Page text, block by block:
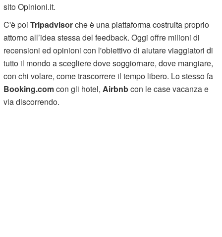
sito Opinioni.it.
C'è poiTripadvisorche è una piattaforma costruita proprio
attorno all’idea stessa del feedback. Oggi offre milioni di
recensioni ed opinioni con l'obiettivo di aiutare viaggiatori di
tutto il mondo a scegliere dove soggiornare, dove mangiare,
con chi volare, come trascorrere il tempo libero. Lo stesso fa
Booking.comcon gli hotel, Airbnbcon le case vacanza e
via discorrendo.